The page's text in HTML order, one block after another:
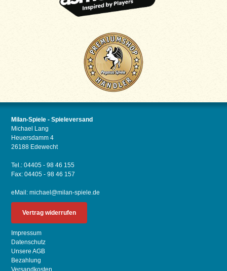
Milan-Spiele - Spieleversand
Michael Lang
Heuersdamm 4
26188 Edewecht
Tel.: 04405 - 98 46 155
Fax: 04405 - 98 46 157
eMail:michael@milan-spiele.de
Vertrag widerrufen
Impressum
Datenschutz
Unsere AGB
Bezahlung